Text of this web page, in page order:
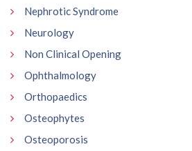
Nephrotic Syndrome
Neurology
Non Clinical Opening
Ophthalmology
Orthopaedics
Osteophytes
Osteoporosis